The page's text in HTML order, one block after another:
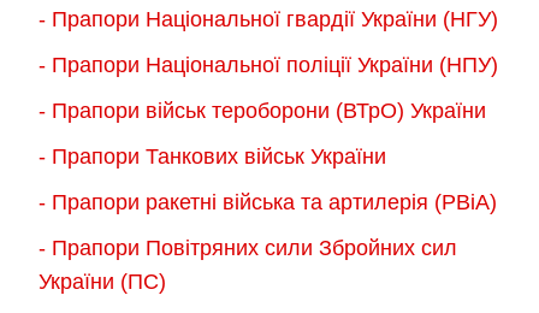
- Прапори Національної гвардії України (НГУ)
- Прапори Національної поліції України (НПУ)
- Прапори військ тероборони (ВТрО) України
- Прапори Танкових військ України
- Прапори ракетні війська та артилерія (РВіА)
- Прапори Повітряних сили Збройних сил
України (ПС)